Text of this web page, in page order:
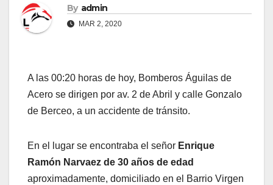
By admin
MAR 2, 2020
A las 00:20 horas de hoy, Bomberos Águilas de
Acero se dirigen por av. 2 de Abril y calle Gonzalo
de Berceo, a un accidente de tránsito.
En el lugar se encontraba el señor Enrique
Ramón Narvaez de 30 años de edad
aproximadamente, domiciliado en el Barrio Virgen